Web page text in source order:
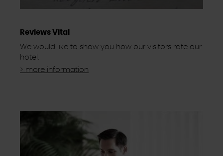
Reviews Vital
We would like to show you how our visitors rate our
hotel.
> more information